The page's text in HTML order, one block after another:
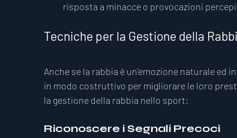
risposta a minacce o provocazioni
Tecniche per la Gestione della
Anche se la rabbia è un'emozione naturale ed
in modo costruttivo per migliorare le loro
la gestione della rabbia nello sport:
Riconoscere i Segnali Precoci